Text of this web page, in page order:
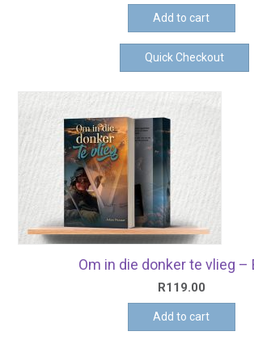
Add to cart
Quick Checkout
Om in die donker te vlieg –
R119.00
Add to cart